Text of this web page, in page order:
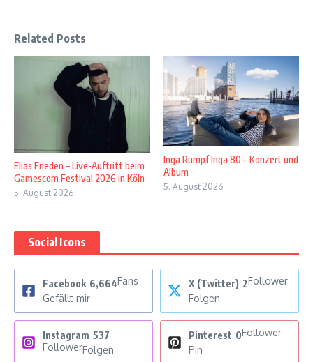
Related Posts
Elias Frieden – Live-Auftritt beim
Gamescom Festival 2026 in Köln
5. August 2026
Inga Rumpf Inga 80 – Konzert und
Album
5. August 2026
Social Icons
Facebook 6,664Fans
Gefällt mir
X (Twitter) 2Follower
Folgen
Instagram 537
FollowerFolgen
Pinterest 0Follower
Pin